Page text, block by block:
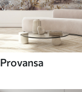
Provansa